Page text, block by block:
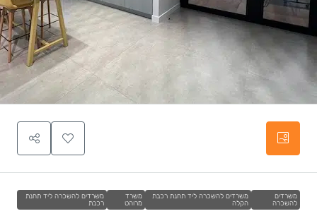
משרדים
להשכרה
משרדים להשכרה ליד תחנת רכבת
הקלה
משרד
מרוהט
משרדים להשכרה ליד תחנת
רכבת